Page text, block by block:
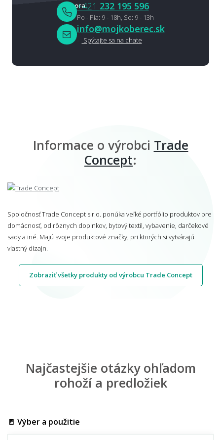
+421 232 195 596
Po - Pia: 9 - 18h, So: 9 - 13h
info@mojkoberec.sk
Spýtajte sa na chate
Informace o výrobci Trade
Concept:
Spoločnosť Trade Concept s.r.o. ponúka veľké portfólio produktov pre
domácnosť, od rôznych doplnkov, bytový textil, vybavenie, darčekové
sady a iné. Majú svoje produktové značky, pri ktorých si vytvárajú
vlastný dizajn.
Zobraziť všetky produkty od výrobcu Trade Concept
Najčastejšie otázky ohľadom
rohoží a predložiek
🚪 Výber a použitie